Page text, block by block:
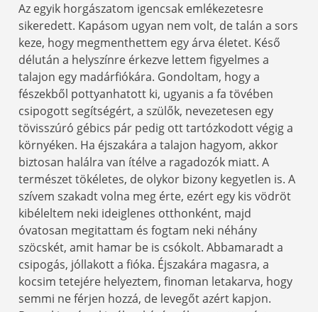
Az egyik horgászatom igencsak emlékezetesre
sikeredett. Kapásom ugyan nem volt, de talán a sors
keze, hogy megmenthettem egy árva életet. Késő
délután a helyszínre érkezve lettem figyelmes a
talajon egy madárfiókára. Gondoltam, hogy a
fészekből pottyanhatott ki, ugyanis a fa tövében
csipogott segítségért, a szülők, nevezetesen egy
tövisszúró gébics pár pedig ott tartózkodott végig a
környéken. Ha éjszakára a talajon hagyom, akkor
biztosan halálra van ítélve a ragadozók miatt. A
természet tökéletes, de olykor bizony kegyetlen is. A
szívem szakadt volna meg érte, ezért egy kis vödröt
kibéleltem neki ideiglenes otthonként, majd
óvatosan megitattam és fogtam neki néhány
szöcskét, amit hamar be is csókolt. Abbamaradt a
csipogás, jóllakott a fióka. Éjszakára magasra, a
kocsim tetejére helyeztem, finoman letakarva, hogy
semmi ne férjen hozzá, de levegőt azért kapjon.